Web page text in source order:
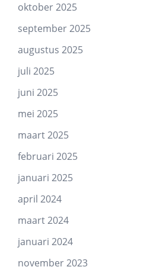
oktober 2025
september 2025
augustus 2025
juli 2025
juni 2025
mei 2025
maart 2025
februari 2025
januari 2025
april 2024
maart 2024
januari 2024
november 2023